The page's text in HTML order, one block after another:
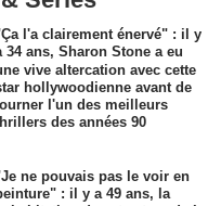
l'a clairement énervé" : il y
34 ans, Sharon Stone a eu
vive altercation avec cette
hollywoodienne avant de
l'un des meilleurs
des années 90
ne pouvais pas le voir en
: il y a 49 ans, la